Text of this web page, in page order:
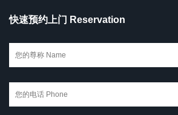
快速预约上门 Reservation